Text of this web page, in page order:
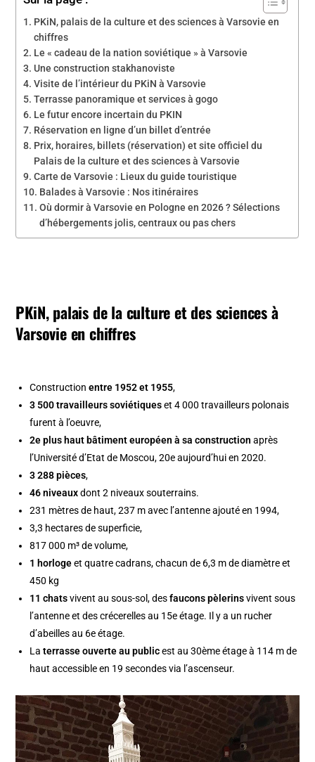
PKiN, palais de la culture et des sciences à Varsovie en
chiffres
Le « cadeau de la nation soviétique » à Varsovie
Une construction stakhanoviste
Visite de l’intérieur du PKiN à Varsovie
Terrasse panoramique et services à gogo
Le futur encore incertain du PKIN
Réservation en ligne d’un billet d’entrée
Prix, horaires, billets (réservation) et site officiel du
Palais de la culture et des sciences à Varsovie
Carte de Varsovie : Lieux du guide touristique
Balades à Varsovie : Nos itinéraires
Où dormir à Varsovie en Pologne en 2026 ? Sélections
d’hébergements jolis, centraux ou pas chers
PKiN, palais de la culture et des sciences à
Varsovie en chiffres
Constructionentre 1952 et 1955,
3 500 travailleurs soviétiqueset 4 000 travailleurs polonais
furent à l’oeuvre,
2e plus haut bâtiment européen à sa construction après
l’Université d’Etat de Moscou, 20e aujourd’hui en 2020.
3 288 pièces,
46 niveauxdont 2 niveaux souterrains.
231 mètres de haut, 237 m avec l’antenne ajouté en 1994,
3,3 hectares de superficie,
817 000 m³ de volume,
1 horlogeet quatre cadrans, chacun de 6,3 m de diamètre et
450 kg
11 chatsvivent au sous-sol, desfaucons pèlerinsvivent sous
l’antenne et des crécerelles au 15e étage. Il y a un rucher
d’abeilles au 6e étage.
Laterrasse ouverte au publicest au 30ème étage à 114 m de
haut accessible en 19 secondes via l’ascenseur.